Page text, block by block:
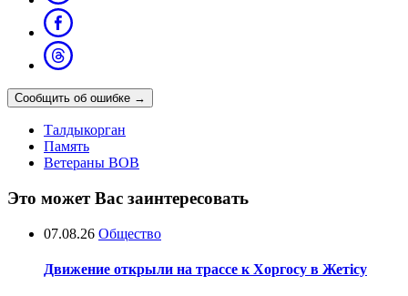
Сообщить об ошибке →
Талдыкорган
Память
Ветераны ВОВ
Это может Вас заинтересовать
07.08.26 Общество
Движение открыли на трассе к Хоргосу в Жетісу